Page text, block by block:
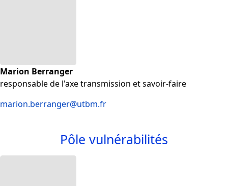
Marion Berranger
responsable de l'axe transmission et savoir-faire
marion.berranger@utbm.fr
Pôle vulnérabilités